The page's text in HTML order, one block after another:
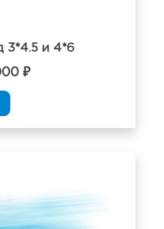
3*4.5 и 4*6
₽